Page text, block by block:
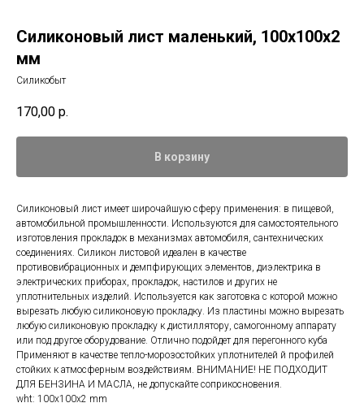
Силиконовый лист маленький, 100х100х2
мм
Силикобыт
170,00 р.
В корзину
Силиконовый лист имеет широчайшую сферу применения: в пищевой,
автомобильной промышленности. Используются для самостоятельного
изготовления прокладок в механизмах автомобиля, сантехнических
соединениях. Силикон листовой идеален в качестве
противовибрационных и демпфирующих элементов, диэлектрика в
электрических приборах, прокладок, настилов и других не
уплотнительных изделий. Используется как заготовка с которой можно
вырезать любую силиконовую прокладку. Из пластины можно вырезать
любую силиконовую прокладку к дистиллятору, самогонному аппарату
или под другое оборудование. Отлично подойдет для перегонного куба
Применяют в качестве тепло-морозостойких уплотнителей й профилей
стойких к атмосферным воздействиям. ВНИМАНИЕ! НЕ ПОДХОДИТ
ДЛЯ БЕНЗИНА И МАСЛА, не допускайте соприкосновения.
wht: 100x100x2 mm